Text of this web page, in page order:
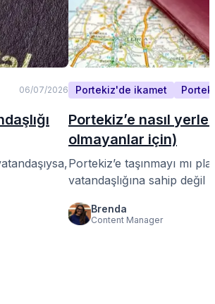
06/07/2026 Portekiz'de ikamet
Portekiz’e nasıl
olmayanlar için)
Portekiz’e taşınmayı mı
vatandaşlığına sahip değil
Brenda
Content Manager